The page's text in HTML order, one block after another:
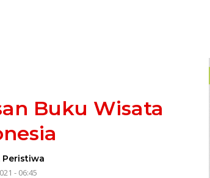
Buku Wisata
Peristiwa
- 06:45